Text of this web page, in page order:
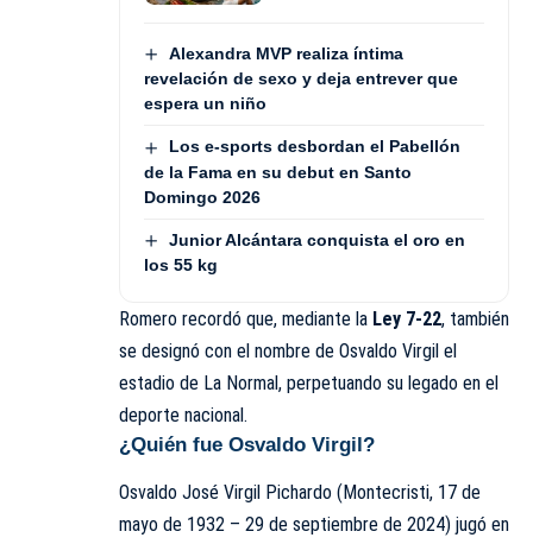
Alexandra MVP realiza íntima
revelación de sexo y deja entrever que
espera un niño
Los e-sports desbordan el Pabellón
de la Fama en su debut en Santo
Domingo 2026
Junior Alcántara conquista el oro en
los 55 kg
Romero recordó que, mediante la Ley 7-22, también
se designó con el nombre de Osvaldo Virgil el
estadio de La Normal, perpetuando su legado en el
deporte nacional.
¿Quién fue Osvaldo Virgil?
Osvaldo José Virgil Pichardo (Montecristi, 17 de
mayo de 1932 – 29 de septiembre de 2024) jugó en